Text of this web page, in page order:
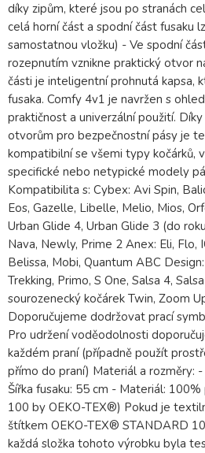
díky zipům, které jsou po stranách
celá horní část a spodní část fusaku
samostatnou vložku) - Ve spodní
rozepnutím vznikne praktický otvor
části je inteligentní prohnutá kapsa,
fusaka. Comfy 4v1 je navržen s
praktičnost a univerzální použití.
otvorům pro bezpečnostní pásy je
kompatibilní se všemi typy kočárků,
specifické nebo netypické modely
Kompatibilita s: Cybex: Avi Spin,
Eos, Gazelle, Libelle, Melio, Mios,
Urban Glide 4, Urban Glide 3 (do
Nava, Newly, Prime 2 Anex: Eli, Flo,
Belissa, Mobi, Quantum ABC
Trekking, Primo, S One, Salsa 4,
sourozenecký kočárek Twin, Zoom
Doporučujeme dodržovat prací
Pro udržení voděodolnosti
každém praní (případně použít
přímo do praní) Materiál a rozměry:
Šířka fusaku: 55 cm - Materiál:
100 by OEKO-TEX®) Pokud je
štítkem OEKO-TEX® STANDARD
každá složka tohoto výrobku byla